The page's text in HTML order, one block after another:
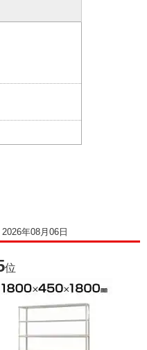
年08月06日
位